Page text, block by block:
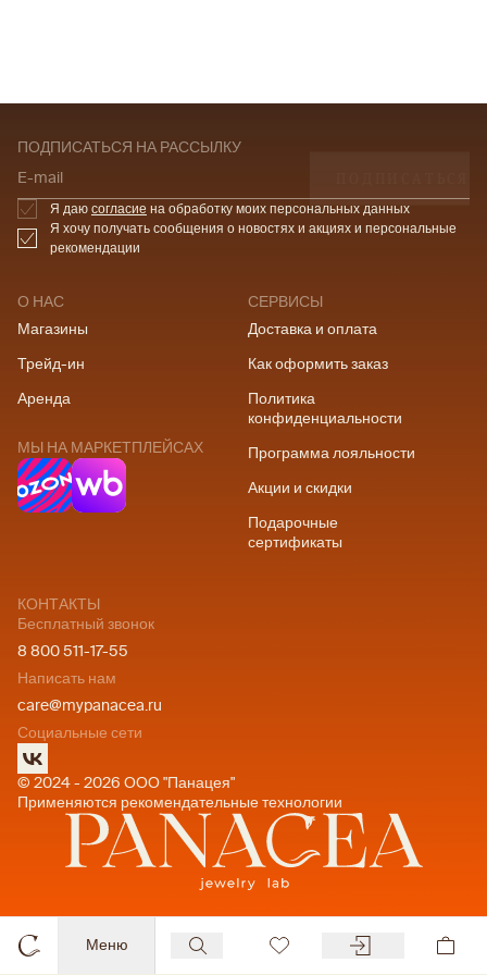
Меню
О НАС
Магазины
Трейд-ин
Аренда
МЫ НА МАРКЕТПЛЕЙСАХ
СЕРВИСЫ
Доставка и оплата
Как оформить заказ
Политика
конфиденциальности
Программа лояльности
Акции и скидки
Подарочные
сертификаты
КОНТАКТЫ
Бесплатный звонок
8 800 511-17-55
Написать нам
care@mypanacea.ru
Социальные сети
© 2024 - 2026 ООО "Панацея"
Применяются рекомендательные технологии
ПОДПИСАТЬСЯ НА РАССЫЛКУ
E-mail
Я даю согласие на обработку моих персональных данных
Я хочу получать сообщения о новостях и акциях и персональные
рекомендации